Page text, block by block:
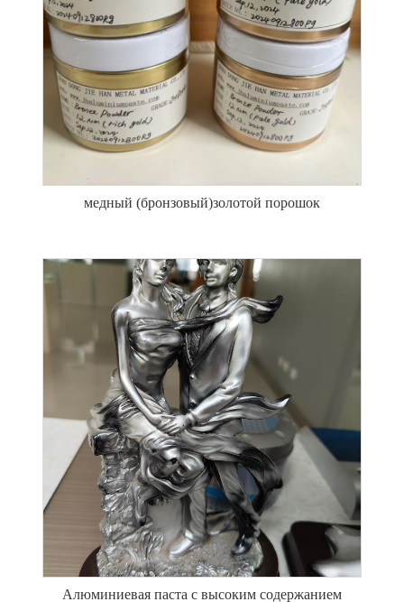
медный (бронзовый)золотой порошок
Алюминиевая паста с высоким содержанием